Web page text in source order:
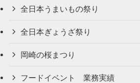
全日本うまいもの祭り
全日本ぎょうざ祭り
岡崎の桜まつり
フードイベント 業務実績